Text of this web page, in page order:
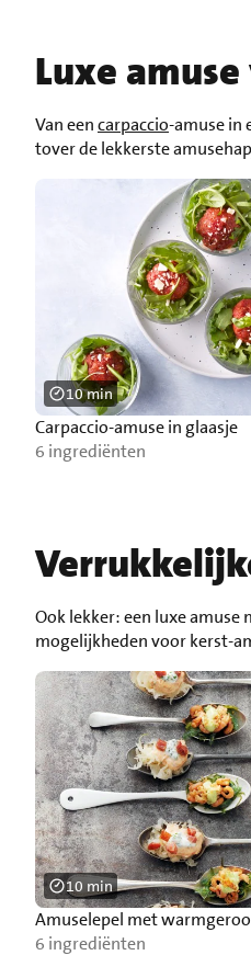
Luxe
Van eencarpaccio-amuse in
tover de lekkerste
Carpaccio-amuse in glaasje
6 ingrediënten
10 min
Ook lekker: een luxe amuse
mogelijkheden voor kerst-
Amuselepel met
6 ingrediënten
10 min